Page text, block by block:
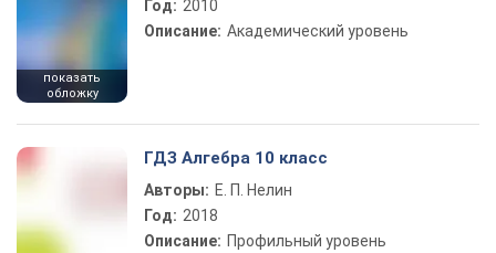
показать
обложку
Год: 2010
Описание: Академический уровень
ГДЗ Алгебра 10 класс
Авторы: Е. П. Нелин
Год: 2018
Описание: Профильный уровень